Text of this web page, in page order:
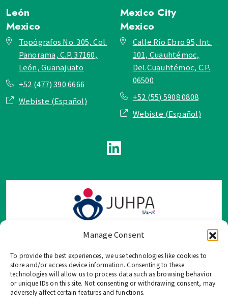
Manage Consent
To provide the best experiences, we use technologies like cookies to
store and/or access device information. Consenting to these
technologies will allow us to process data such as browsing behavior
or unique IDs on this site. Not consenting or withdrawing consent, may
adversely affect certain features and functions.
León
Mexico
Topógrafos No. 305, Col.
Panorama, C.P. 37160,
León, Guanajuato
+52 (477) 390 6666
Webiste (Español)
Mexico City
Mexico
Calle Río Ebro 95, Int.
101, Cuauhtémoc,
Del.Cuauhtémoc, C.P.
06500
+52 (55) 5908 0808
Webiste (Español)
TOP Group または TOP en Español では、公式メールアドレ
ス、電話番号、ソーシャルネットワーク、フォームからのみ
ご連絡を受け付けております。
このウェブサイトに記載されていない不正な手段で、個人情